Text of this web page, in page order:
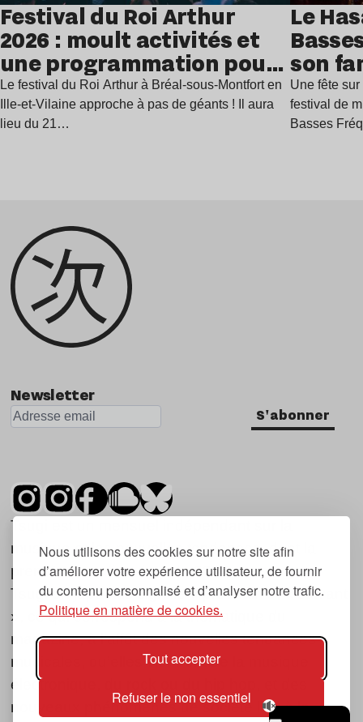
Nous utilisons des cookies sur notre site afin
d’améliorer votre expérience utilisateur, de fournir
du contenu personnalisé et d’analyser notre trafic.
Politique en matière de cookies.
Tout accepter
Refuser le non essentiel
Festival du Roi Arthur
2026 : moult activités et
une programmation pour
festoyer
Le festival du Roi Arthur à Bréal-sous-Montfort en
Ille-et-Vilaine approche à pas de géants ! Il aura
lieu du 21…
Le
son
juillet
Une fête
festival de
Basses
Newsletter
S'abonner
Tsugi est un mensuel indépendant sur la
musique et les nouvelles tendances, dont la
première parution date de 2007.
Tsugi en japonais signifie « prochain », « suivant
», ce qui correspond à la thématique du
magazine, à l’affût des nouvelles tendances
musicales, qu’elles viennent de la musique
électronique, du rock ou du hip hop, et des
nouveaux phénomènes de société liés à la